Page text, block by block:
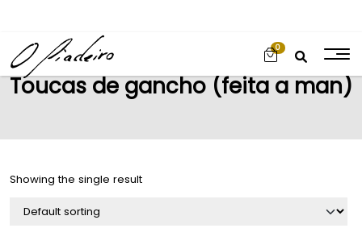
0
Toucas de gancho (feita a man)
Showing the single result